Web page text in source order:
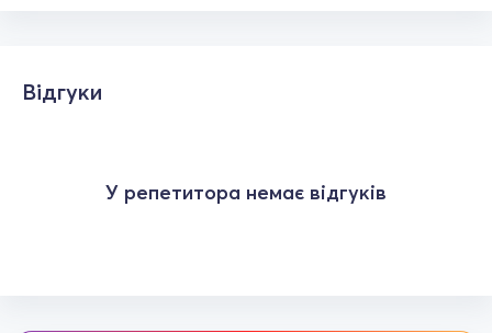
Відгуки
У репетитора немає відгуків